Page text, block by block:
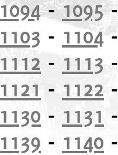
1094-1095
1103 - 1104
1112 - 1113
1121 - 1122
1130 - 1131
1139 - 1140